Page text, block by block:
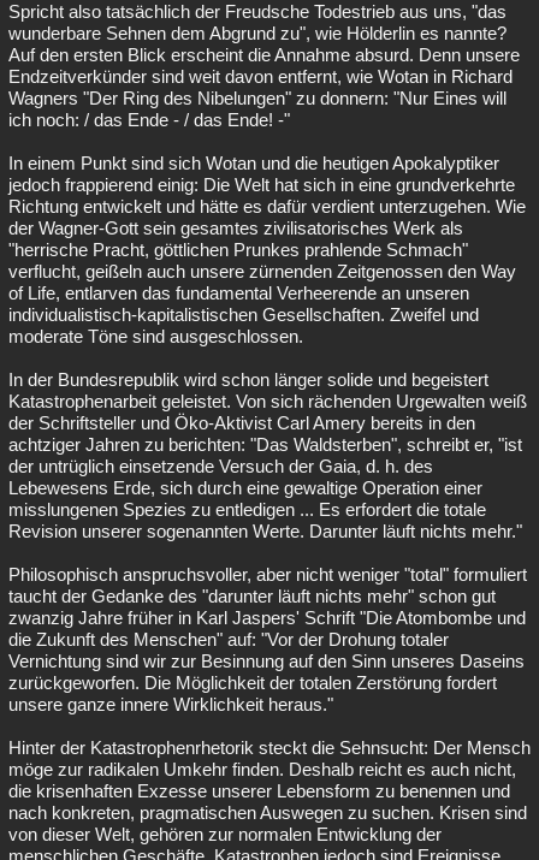
Spricht also tatsächlich der Freudsche Todestrieb aus uns, "das
wunderbare Sehnen dem Abgrund zu", wie Hölderlin es nannte?
Auf den ersten Blick erscheint die Annahme absurd. Denn unsere
Endzeitverkünder sind weit davon entfernt, wie Wotan in Richard
Wagners "Der Ring des Nibelungen" zu donnern: "Nur Eines will
ich noch: / das Ende - / das Ende! -"
In einem Punkt sind sich Wotan und die heutigen Apokalyptiker
jedoch frappierend einig: Die Welt hat sich in eine grundverkehrte
Richtung entwickelt und hätte es dafür verdient unterzugehen. Wie
der Wagner-Gott sein gesamtes zivilisatorisches Werk als
"herrische Pracht, göttlichen Prunkes prahlende Schmach"
verflucht, geißeln auch unsere zürnenden Zeitgenossen den Way
of Life, entlarven das fundamental Verheerende an unseren
individualistisch-kapitalistischen Gesellschaften. Zweifel und
moderate Töne sind ausgeschlossen.
In der Bundesrepublik wird schon länger solide und begeistert
Katastrophenarbeit geleistet. Von sich rächenden Urgewalten weiß
der Schriftsteller und Öko-Aktivist Carl Amery bereits in den
achtziger Jahren zu berichten: "Das Waldsterben", schreibt er, "ist
der untrüglich einsetzende Versuch der Gaia, d. h. des
Lebewesens Erde, sich durch eine gewaltige Operation einer
misslungenen Spezies zu entledigen ... Es erfordert die totale
Revision unserer sogenannten Werte. Darunter läuft nichts mehr."
Philosophisch anspruchsvoller, aber nicht weniger "total" formuliert
taucht der Gedanke des "darunter läuft nichts mehr" schon gut
zwanzig Jahre früher in Karl Jaspers' Schrift "Die Atombombe und
die Zukunft des Menschen" auf: "Vor der Drohung totaler
Vernichtung sind wir zur Besinnung auf den Sinn unseres Daseins
zurückgeworfen. Die Möglichkeit der totalen Zerstörung fordert
unsere ganze innere Wirklichkeit heraus."
Hinter der Katastrophenrhetorik steckt die Sehnsucht: Der Mensch
möge zur radikalen Umkehr finden. Deshalb reicht es auch nicht,
die krisenhaften Exzesse unserer Lebensform zu benennen und
nach konkreten, pragmatischen Auswegen zu suchen. Krisen sind
von dieser Welt, gehören zur normalen Entwicklung der
menschlichen Geschäfte. Katastrophen jedoch sind Ereignisse,